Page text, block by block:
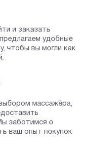
и заказать
удобные
чтобы вы могли как
массажёра,
заботимся о
ваш опыт покупок